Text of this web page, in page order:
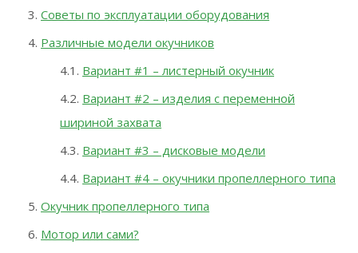
Советы по эксплуатации оборудования
Различные модели окучников
Вариант #1 – листерный окучник
Вариант #2 – изделия с переменной
шириной захвата
Вариант #3 – дисковые модели
Вариант #4 – окучники пропеллерного типа
Окучник пропеллерного типа
Мотор или сами?